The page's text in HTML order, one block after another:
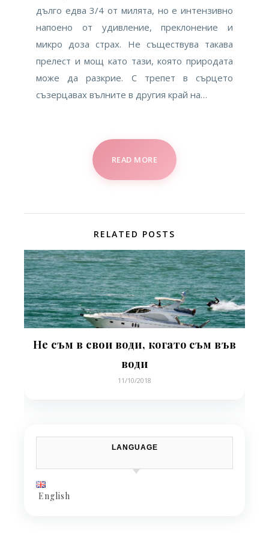
дълго едва 3/4 от милята, но е интензивно
напоено от удивление, преклонение и
микро доза страх. Не съществува такава
прелест и мощ като тази, която природата
може да разкрие. С трепет в сърцето
съзерцавах вълните в другия край на…
READ MORE
RELATED POSTS
Не съм в свои води, когато съм във
води
11/10/2018
LANGUAGE
English